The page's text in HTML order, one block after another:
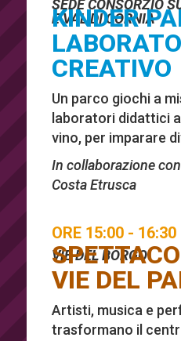
SEDE CONSORZIO
E VAL DI CORNIA
KINDER
CREATIVO
Un parco giochi a
laboratori didattici
vino, per imparare
In collaborazione
Costa Etrusca
ORE 15:00 - 16:30
VIE DEL BORGO
VIE DEL
Artisti, musica e
trasformano il